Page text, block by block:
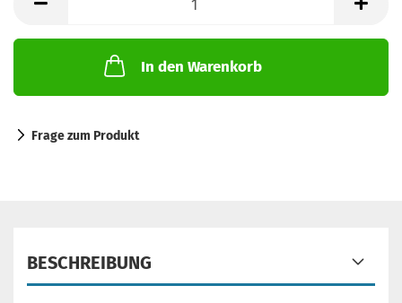
In den Warenkorb
Frage zum Produkt
BESCHREIBUNG